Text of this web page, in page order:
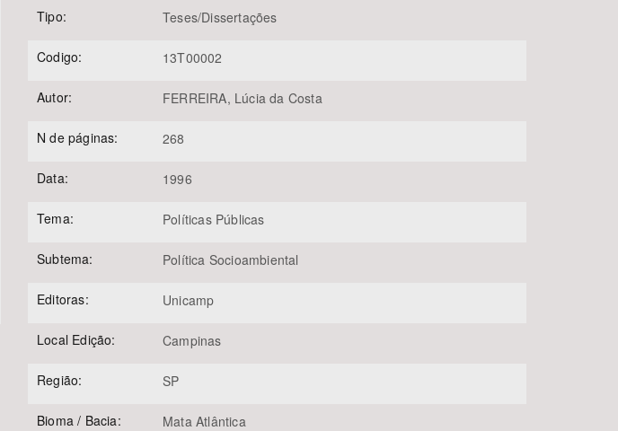
Tipo: Teses/Dissertações
Codigo: 13T00002
Autor: FERREIRA, Lúcia da Costa
N de páginas: 268
Data: 1996
Tema: Políticas Públicas
Subtema: Política Socioambiental
Editoras: Unicamp
Local Edição: Campinas
Região: SP
Bioma / Bacia: Mata Atlântica